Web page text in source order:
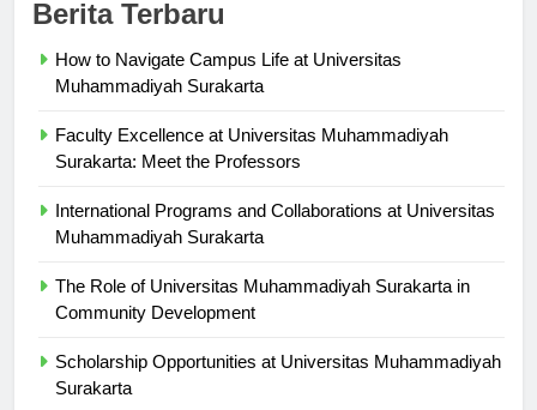
Berita Terbaru
How to Navigate Campus Life at Universitas
Faculty Excellence at Universitas Muhammadiyah
International Programs and Collaborations at Universitas
The Role of Universitas Muhammadiyah Surakarta in
Scholarship Opportunities at Universitas Muhammadiyah